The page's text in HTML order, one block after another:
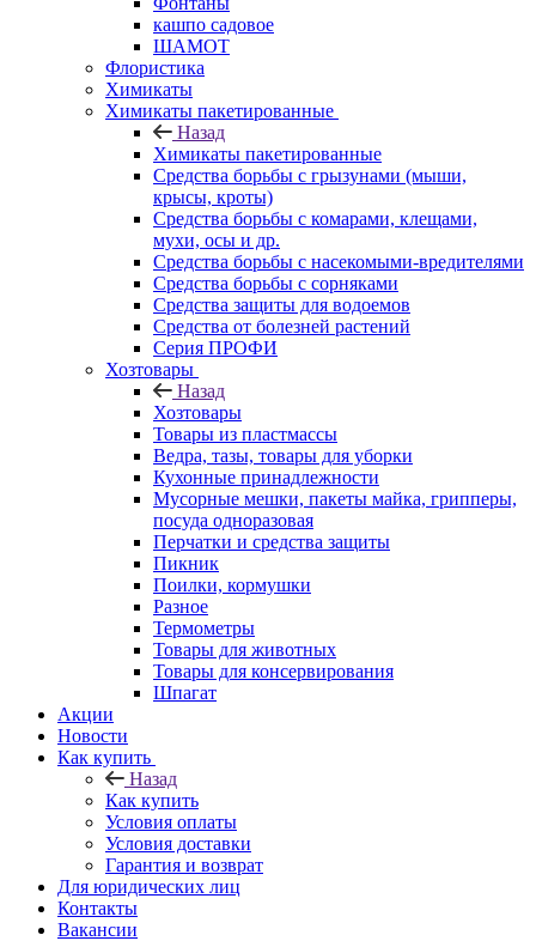
кашпо садовое
ШАМОТ
Флористика
Химикаты
Химикаты пакетированные
Назад
Химикаты пакетированные
Средства борьбы с грызунами (мыши,
крысы, кроты)
Средства борьбы с комарами, клещами,
мухи, осы и др.
Средства борьбы с насекомыми-вредителями
Средства борьбы с сорняками
Средства защиты для водоемов
Средства от болезней растений
Серия ПРОФИ
Хозтовары
Назад
Хозтовары
Товары из пластмассы
Ведра, тазы, товары для уборки
Кухонные принадлежности
Мусорные мешки, пакеты майка, грипперы,
посуда одноразовая
Перчатки и средства защиты
Пикник
Поилки, кормушки
Разное
Термометры
Товары для животных
Товары для консервирования
Шпагат
Акции
Новости
Как купить
Назад
Как купить
Условия оплаты
Условия доставки
Гарантия и возврат
Для юридических лиц
Контакты
Вакансии